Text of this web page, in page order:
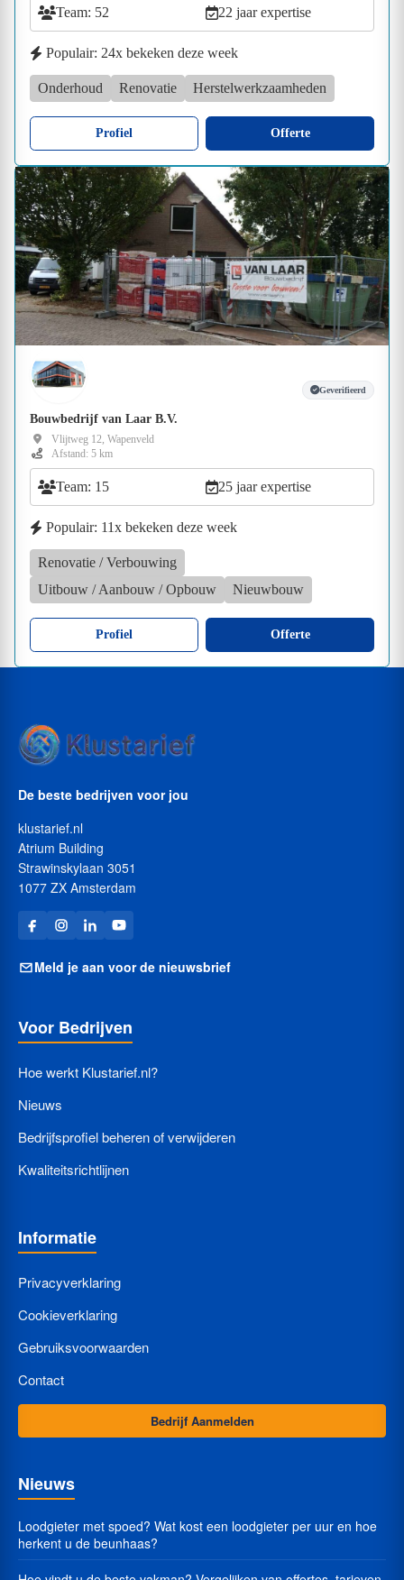
Team: 52 22 jaar expertise
Populair: 24x bekeken deze week
Onderhoud Renovatie Herstelwerkzaamheden
Profiel Offerte
Geverifieerd
Bouwbedrijf van Laar B.V.
Vlijtweg 12, Wapenveld
Afstand: 5 km
Team: 15 25 jaar expertise
Populair: 11x bekeken deze week
Renovatie / Verbouwing
Uitbouw / Aanbouw / Opbouw
Nieuwbouw
Profiel Offerte
De beste bedrijven voor jou
klustarief.nl
Atrium Building
Strawinskylaan 3051
1077 ZX Amsterdam
Meld je aan voor de nieuwsbrief
Voor Bedrijven
Hoe werkt Klustarief.nl?
Nieuws
Bedrijfsprofiel beheren of verwijderen
Kwaliteitsrichtlijnen
Informatie
Privacyverklaring
Cookieverklaring
Gebruiksvoorwaarden
Contact
Bedrijf Aanmelden
Nieuws
Loodgieter met spoed? Wat kost een loodgieter per uur en hoe
herkent u de beunhaas?